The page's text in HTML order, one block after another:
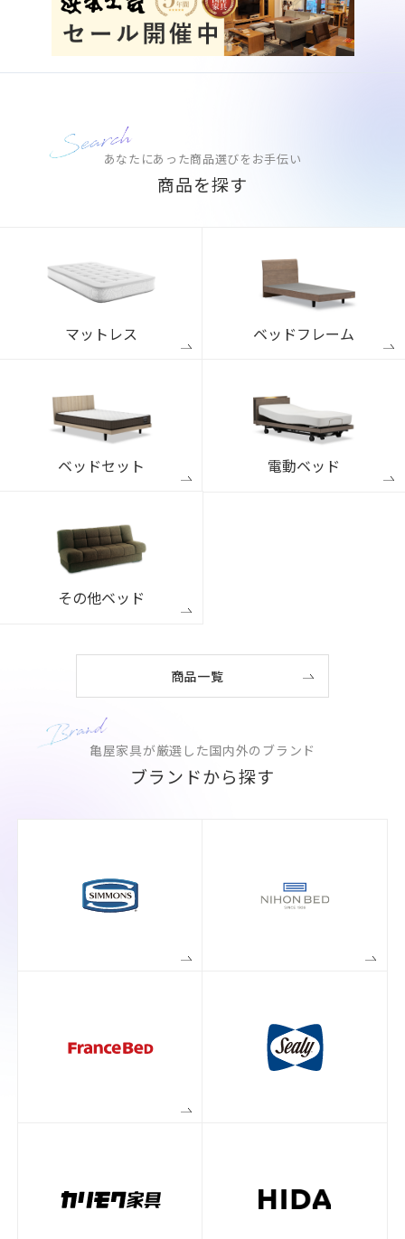
あなたにあった商品選びをお手伝い
商品を探す
マットレス ベッドフレーム
ベッドセット 電動ベッド
その他ベッド
商品一覧
亀屋家具が厳選した国内外のブランド
ブランドから探す